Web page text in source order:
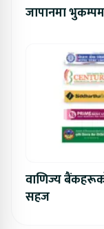
जापानमा
वाणिज्य
सहज